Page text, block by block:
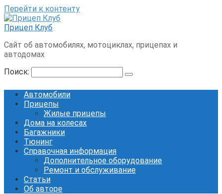
Перейти к контенту
Прицеп Клуб
Сайт об автомобилях, мотоциклах, прицепах и
автодомах
Поиск:
Автомобили
Прицепы
Жилые прицепы
Дома на колесах
Багажники
Тюнинг
Справочная информация
Дополнительное оборудование
Ремонт и обслуживание
Статьи
Об авторе